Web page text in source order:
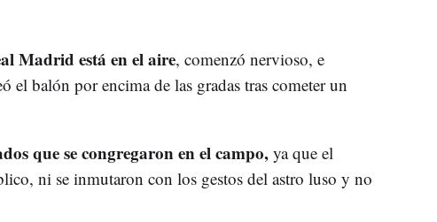
Madrid está en el aire, comenzó nervioso, e
el balón por encima de las gradas tras cometer un
que se congregaron en el campo,ya que el
ni se inmutaron con los gestos del astro luso y no